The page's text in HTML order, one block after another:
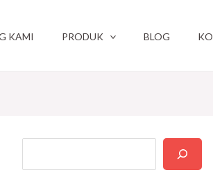
KAMI PRODUK BLOG